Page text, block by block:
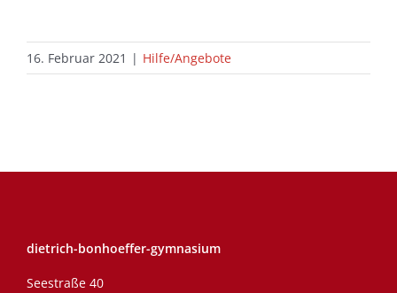
16. Februar 2021 | Hilfe/Angebote
dietrich-bonhoeffer-gymnasium
Seestraße 40